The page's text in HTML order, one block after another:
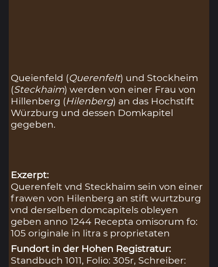
Queienfeld (Querenfelt) und Stockheim
(Steckhaim) werden von einer Frau von
Hillenberg (Hilenberg) an das Hochstift
Würzburg und dessen Domkapitel
gegeben.
Exzerpt:
Querenfelt vnd Steckhaim sein von einer
frawen von Hilenberg an stift wurtzburg
vnd derselben domcapitels obleyen
geben anno 1244 Recepta omisorum fo:
105 originale in litra s proprietaten
Fundort in der Hohen Registratur:
Standbuch 1011, Folio: 305r, Schreiber: